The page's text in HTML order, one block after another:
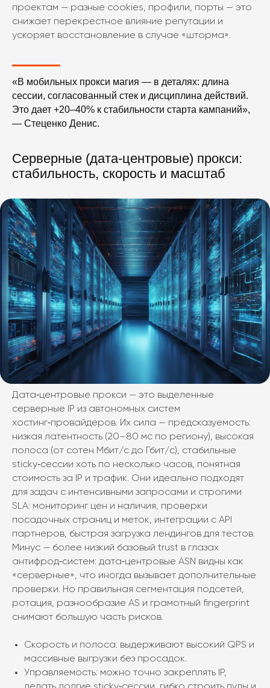
проектам — разные cookies, профили, порты — это
снижает перекрестное влияние репутации и
ускоряет восстановление в случае «шторма».
«В мобильных прокси магия — в деталях: длина
сессии, согласованный стек и дисциплина действий.
Это дает +20–40% к стабильности старта кампаний»,
— Стеценко Денис.
Серверные (дата‑центровые) прокси:
стабильность, скорость и масштаб
Дата‑центровые прокси — это выделенные
серверные IP из автономных систем
хостинг‑провайдеров. Их сила — предсказуемость:
низкая латентность (20–80 мс по региону), высокая
полоса (от сотен Мбит/с до Гбит/с), стабильные
sticky‑сессии хоть по несколько часов, понятная
стоимость за IP и трафик. Они идеально подходят
для задач с интенсивными запросами и строгими
SLA: мониторинг цен и наличия, проверки
посадочных страниц и меток, интеграции с API
партнеров, быстрая загрузка лендингов для тестов.
Минус — более низкий базовый trust в глазах
антифрод‑систем: дата‑центровые ASN видны как
«серверные», что иногда вызывает дополнительные
проверки. Но правильная сегментация подсетей,
ротация, разнообразие AS и грамотный fingerprint
снимают большую часть рисков.
Скорость и полоса: выдерживают высокий QPS и
массивные выгрузки без просадок.
Управляемость: можно точно закреплять IP,